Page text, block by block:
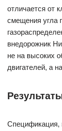
отличается от
смещения угла
внедорожник
не на высоких
двигателей, а
Спецификация,